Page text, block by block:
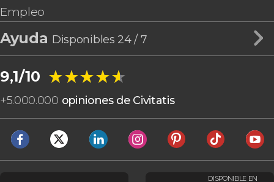
Empleo
Ayuda Disponibles 24 / 7
9,1/10 ★★★★★
★★★★★
+5.000.000 opiniones de Civitatis
DISPONIBLE EN